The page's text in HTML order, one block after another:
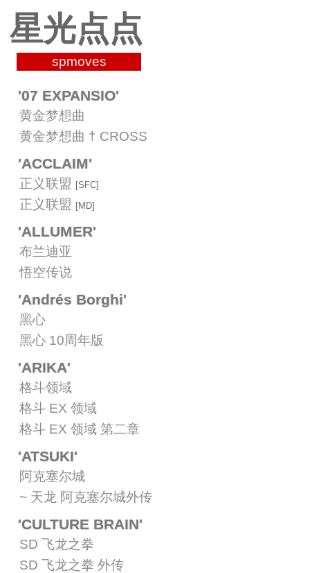
星光点点
spmoves
'07 EXPANSIO'
黄金梦想曲
黄金梦想曲 † CROSS
'ACCLAIM'
正义联盟 [SFC]
正义联盟 [MD]
'ALLUMER'
布兰迪亚
悟空传说
'Andrés Borghi'
黑心
黑心 10周年版
'ARIKA'
格斗领域
格斗 EX 领域
格斗 EX 领域 第二章
'ATSUKI'
阿克塞尔城
~ 天龙 阿克塞尔城外传
'CULTURE BRAIN'
SD 飞龙之拳
SD 飞龙之拳 外传